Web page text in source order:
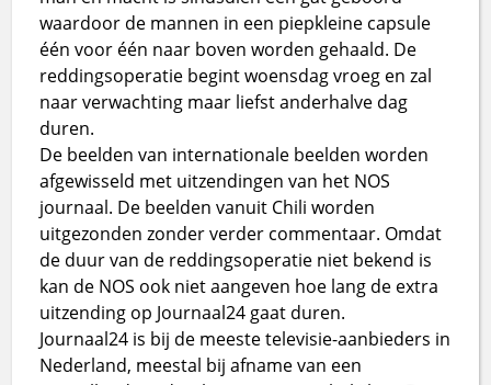
waardoor de mannen in een piepkleine capsule
één voor één naar boven worden gehaald. De
reddingsoperatie begint woensdag vroeg en zal
naar verwachting maar liefst anderhalve dag
duren.
De beelden van internationale beelden worden
afgewisseld met uitzendingen van het NOS
journaal. De beelden vanuit Chili worden
uitgezonden zonder verder commentaar. Omdat
de duur van de reddingsoperatie niet bekend is
kan de NOS ook niet aangeven hoe lang de extra
uitzending op Journaal24 gaat duren.
Journaal24 is bij de meeste televisie-aanbieders in
Nederland, meestal bij afname van een